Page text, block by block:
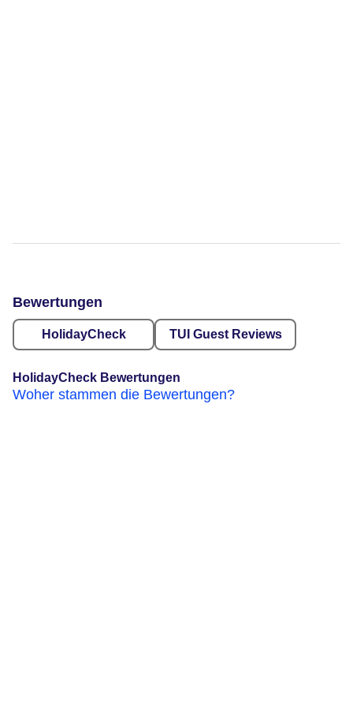
Bewertungen
HolidayCheck TUI Guest Reviews
HolidayCheck Bewertungen
Woher stammen die Bewertungen?